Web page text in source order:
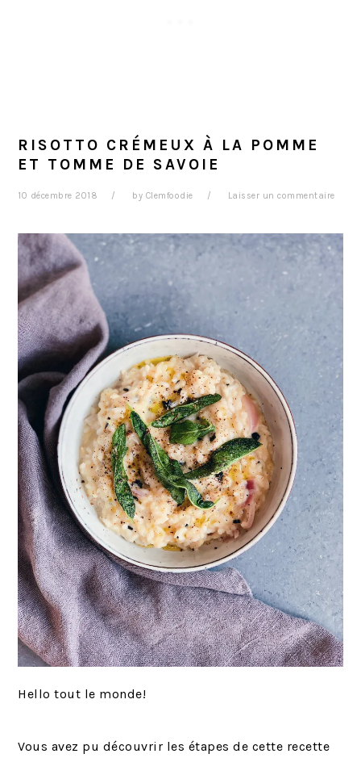
RISOTTO CRÉMEUX À LA POMME
ET TOMME DE SAVOIE
10 décembre 2018 by Clemfoodie Laisser un commentaire
Hello tout le monde!
Vous avez pu découvrir les étapes de cette recette